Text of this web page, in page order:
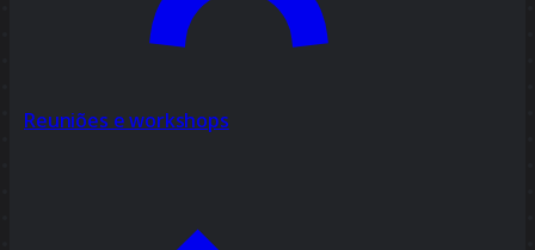
Reuniões e workshops